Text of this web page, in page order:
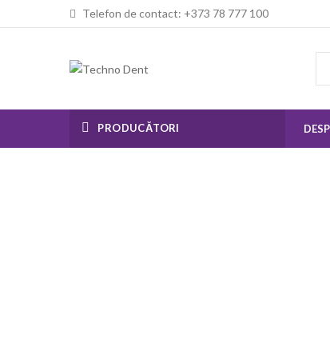
Telefon de contact: +373 78 777 100
PRODUCĂTORI